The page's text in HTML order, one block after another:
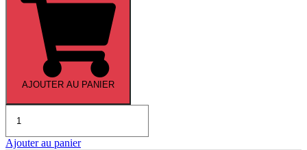
Prestige
AJOUTER AU PANIER
Plateau
de
Ajouter au panier